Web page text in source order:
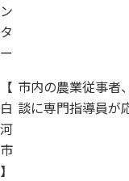
ン
タ
ー
【
白
河
市
】
市内の農業従事者
談に専門指導員が